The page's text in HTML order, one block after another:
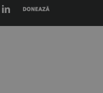
LinkedIn
Donează